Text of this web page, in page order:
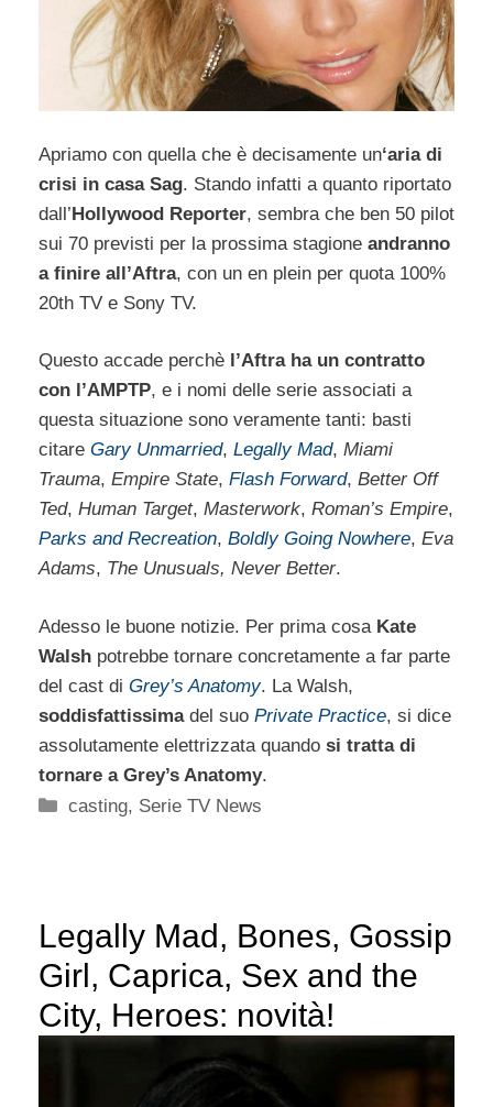
Apriamo con quella che è decisamente un‘aria di
crisi in casa Sag. Stando infatti a quanto riportato
dall’Hollywood Reporter, sembra che ben 50 pilot
sui 70 previsti per la prossima stagione andranno
a finire all’Aftra, con un en plein per quota 100%
20th TV e Sony TV.
Questo accade perchè l’Aftra ha un contratto
con l’AMPTP, e i nomi delle serie associati a
questa situazione sono veramente tanti: basti
citare Gary Unmarried, Legally Mad, Miami
Trauma, Empire State, Flash Forward, Better Off
Ted, Human Target, Masterwork, Roman’s Empire,
Parks and Recreation, Boldly Going Nowhere, Eva
Adams, The Unusuals, Never Better.
Adesso le buone notizie. Per prima cosa Kate
Walsh potrebbe tornare concretamente a far parte
del cast di Grey’s Anatomy. La Walsh,
soddisfattissimadel suo Private Practice, si dice
assolutamente elettrizzata quando si tratta di
tornare a Grey’s Anatomy.
Categorie
casting, Serie TV News
Legally Mad, Bones, Gossip
Girl, Caprica, Sex and the
City, Heroes: novità!